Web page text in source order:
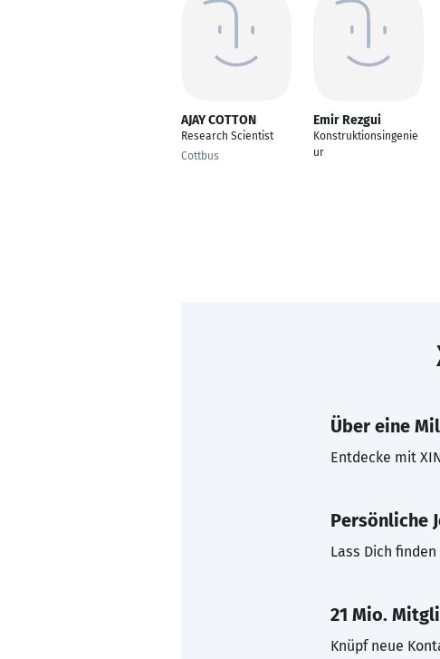
AJAY COTTON
Research Scientist
Cottbus
Emir Rezgui
Konstruktionsingenie
ur
Über eine
Entdecke mit
Persönliche
Lass Dich
21 Mio.
Knüpf neue